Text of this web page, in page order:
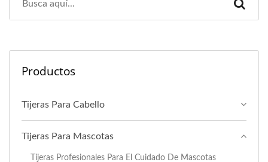
Productos
Tijeras Para Cabello
Tijeras Para Mascotas
Tijeras Profesionales Para El Cuidado De Mascotas